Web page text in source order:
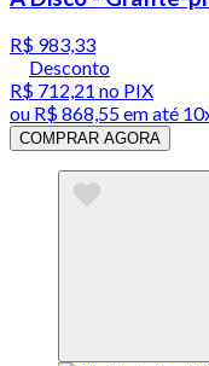
R$ 983,33
Desconto
R$ 712,21 no PIX
ou R$ 868,55em até
COMPRAR AGORA